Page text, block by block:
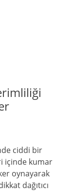
ciddi bir
içinde kumar
oynayarak
dağıtıcı